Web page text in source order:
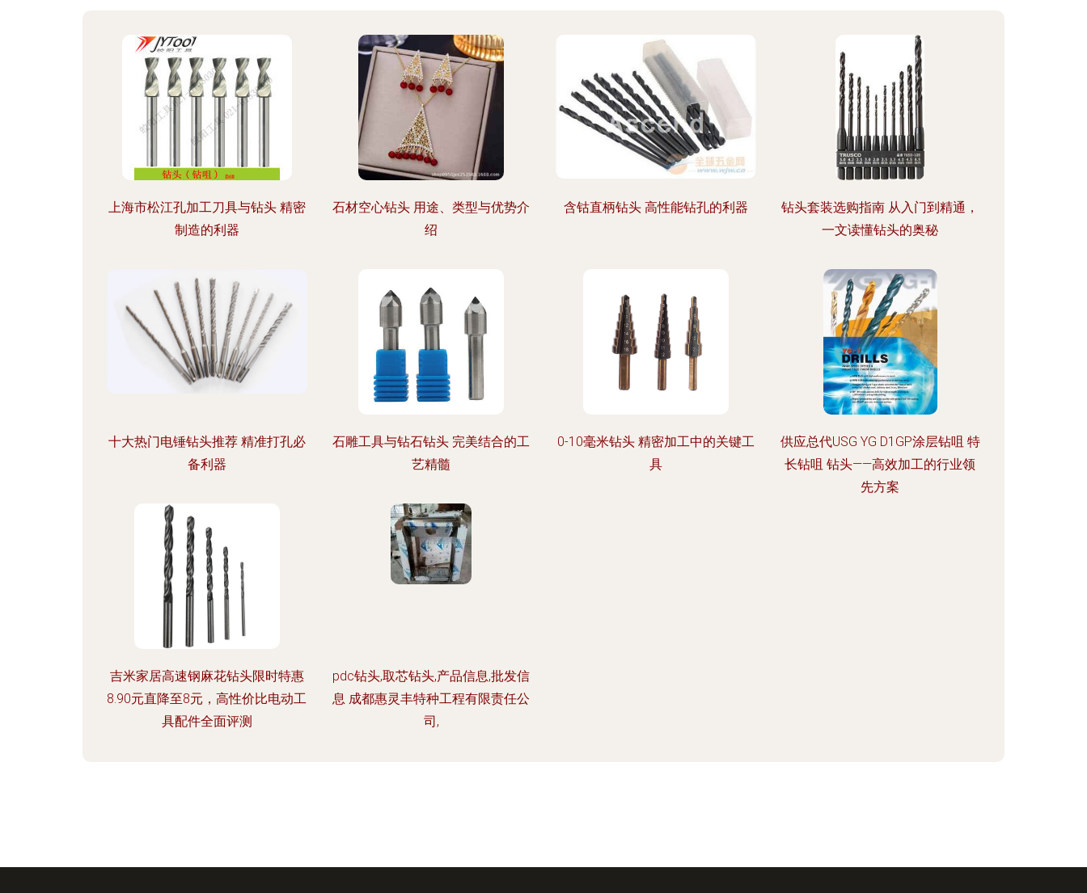
上海市松江孔加工刀具与钻头 精密
制造的利器
石材空心钻头 用途、类型与优势介
绍
含钴直柄钻头 高性能钻孔的利器
钻头套装选购指南 从入门到精通，
一文读懂钻头的奥秘
十大热门电锤钻头推荐 精准打孔必
备利器
石雕工具与钻石钻头 完美结合的工
艺精髓
0-10毫米钻头 精密加工中的关键工
具
供应总代USG YG D1GP涂层钻咀 特
长钻咀 钻头——高效加工的行业领
先方案
吉米家居高速钢麻花钻头限时特惠
8.90元直降至8元，高性价比电动工
具配件全面评测
pdc钻头,取芯钻头,产品信息,批发信
息 成都惠灵丰特种工程有限责任公
司,